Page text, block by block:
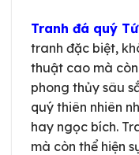
Tranh đá quý
tranh đặc biệt,
thuật cao mà
phong thủy sâu
quý thiên nhiên
hay ngọc bích.
mà còn thể hiện